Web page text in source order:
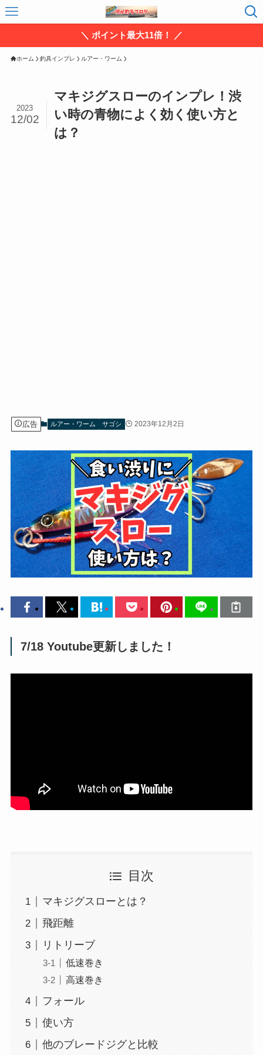
＼ ポイント最大11倍！ ／
ホーム 釣具インプレ ルアー・ワーム
マキジグスローのインプレ！渋
い時の青物によく効く使い方と
は？
2023
12/02
広告 ルアー・ワーム サゴシ 2023年12月2日
7/18 Youtube更新しました！
目次
マキジグスローとは？
飛距離
リトリーブ
低速巻き
高速巻き
フォール
使い方
他のブレードジグと比較